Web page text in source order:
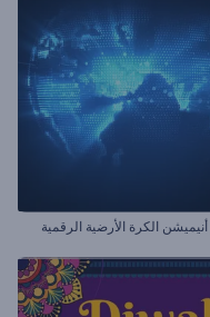
الكرة الأرضية الرقمية